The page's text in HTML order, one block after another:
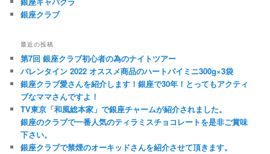
銀座クラブ
最近の投稿
第7回 銀座クラブ初心者の為のナイトツアー
バレンタイン 2022 オススメ商品のハートパイミニ300g×3袋
銀座クラブ愛さんを紹介します！銀座で30年！とってもアクティ
ブなママさんですよ！
TV東京「和風総本家」で銀座チャームが紹介されました。
銀座のクラブで一番人気のティラミスチョコレートを是非ご賞味
下さい。
銀座クラブで禁煙のオーキッドさんを紹介させて頂きます。